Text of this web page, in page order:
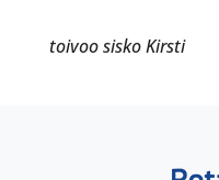
toivoo sisko Kirsti